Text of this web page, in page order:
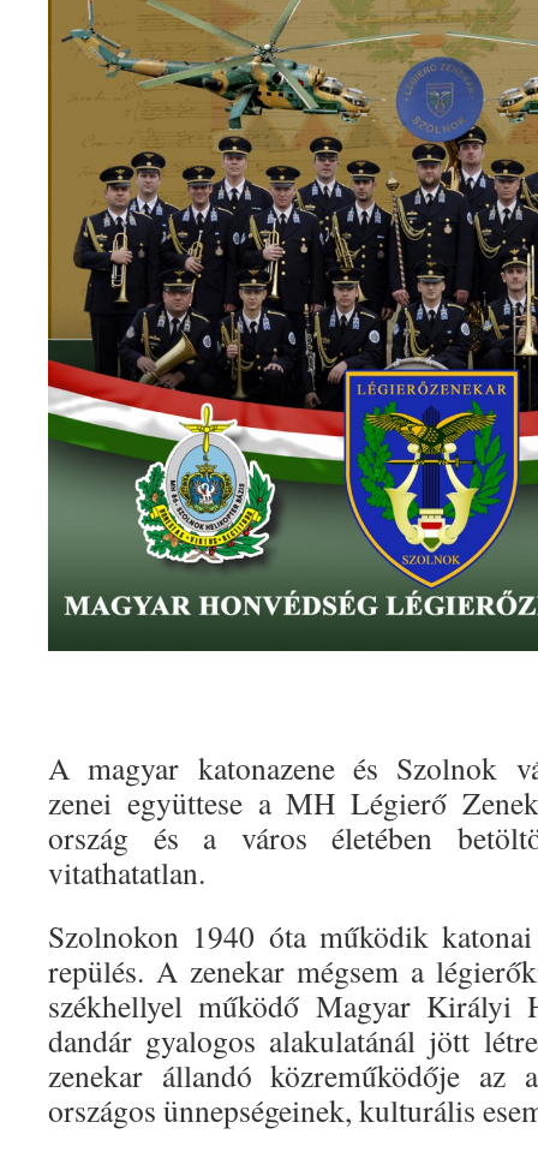
A magyar katonazene és Szolnok
zenei együttese a MH Légierő
ország és a város életében
vitathatatlan.
Szolnokon 1940 óta működik
repülés. A zenekar mégsem a
székhellyel működő Magyar Királyi
dandár gyalogos alakulatánál jött
zenekar állandó közreműködője
országos ünnepségeinek, kulturális